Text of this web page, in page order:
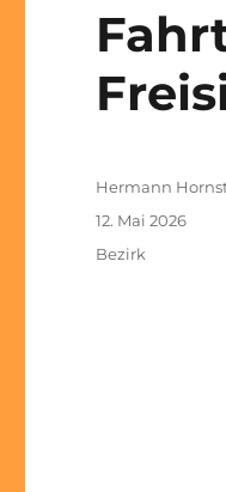
Autor
Hermann
Veröffentlicht
12. Mai 2026
Kategorien
Bezirk